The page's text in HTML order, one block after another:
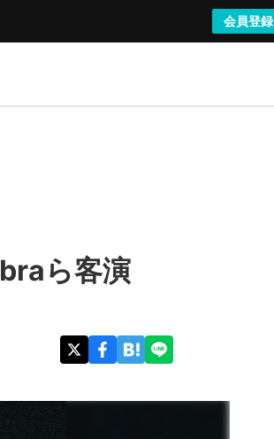
会員登録
ら客演